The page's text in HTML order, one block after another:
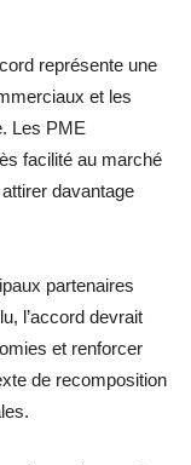
représente une
et les
Les PME
facilité au marché
davantage
partenaires
l’accord devrait
et renforcer
de recomposition